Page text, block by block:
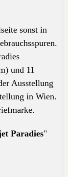
sonst in
.
) und 11
Ausstellung
in Wien.
.
Paradies"